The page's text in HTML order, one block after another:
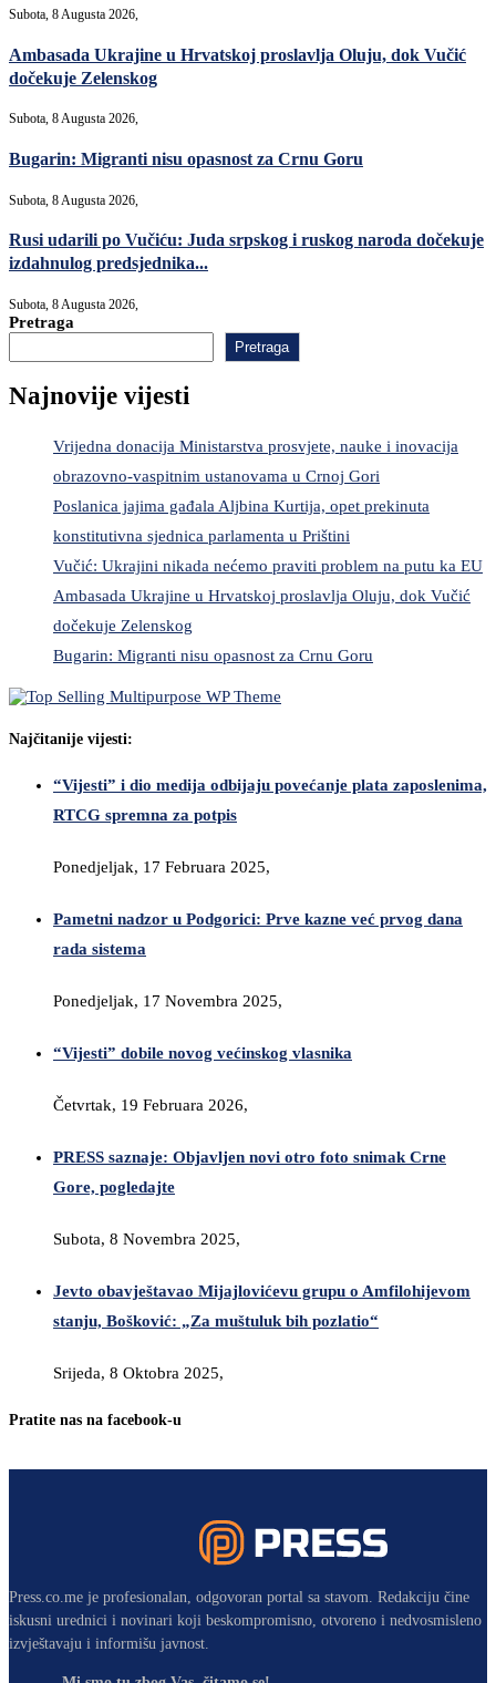
Subota, 8 Augusta 2026,
Ambasada Ukrajine u Hrvatskoj proslavlja Oluju, dok Vučić
dočekuje Zelenskog
Subota, 8 Augusta 2026,
Bugarin: Migranti nisu opasnost za Crnu Goru
Subota, 8 Augusta 2026,
Rusi udarili po Vučiću: Juda srpskog i ruskog naroda dočekuje
izdahnulog predsjednika...
Subota, 8 Augusta 2026,
Pretraga
Pretraga
Najnovije vijesti
Vrijedna donacija Ministarstva prosvjete, nauke i inovacija
obrazovno-vaspitnim ustanovama u Crnoj Gori
Poslanica jajima gađala Aljbina Kurtija, opet prekinuta
konstitutivna sjednica parlamenta u Prištini
Vučić: Ukrajini nikada nećemo praviti problem na putu ka EU
Ambasada Ukrajine u Hrvatskoj proslavlja Oluju, dok Vučić
dočekuje Zelenskog
Bugarin: Migranti nisu opasnost za Crnu Goru
Najčitanije vijesti:
“Vijesti” i dio medija odbijaju povećanje plata zaposlenima,
RTCG spremna za potpis
Ponedjeljak, 17 Februara 2025,
Pametni nadzor u Podgorici: Prve kazne već prvog dana
rada sistema
Ponedjeljak, 17 Novembra 2025,
“Vijesti” dobile novog većinskog vlasnika
Četvrtak, 19 Februara 2026,
PRESS saznaje: Objavljen novi otro foto snimak Crne
Gore, pogledajte
Subota, 8 Novembra 2025,
Jevto obavještavao Mijajlovićevu grupu o Amfilohijevom
stanju, Bošković: „Za muštuluk bih pozlatio“
Srijeda, 8 Oktobra 2025,
Pratite nas na facebook-u
Press.co.me je profesionalan, odgovoran portal sa stavom. Redakciju čine
iskusni urednici i novinari koji beskompromisno, otvoreno i nedvosmisleno
izvještavaju i informišu javnost.